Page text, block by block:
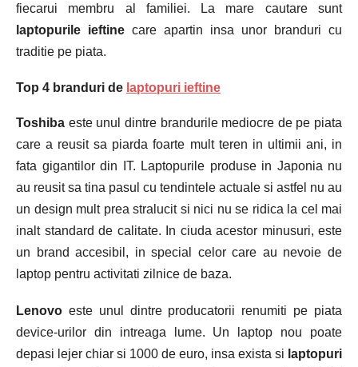
fiecarui membru al familiei. La mare cautare sunt
laptopurile ieftine care apartin insa unor branduri cu
traditie pe piata.
Top 4 branduri de laptopuri ieftine
Toshiba este unul dintre brandurile mediocre de pe piata
care a reusit sa piarda foarte mult teren in ultimii ani, in
fata gigantilor din IT. Laptopurile produse in Japonia nu
au reusit sa tina pasul cu tendintele actuale si astfel nu au
un design mult prea stralucit si nici nu se ridica la cel mai
inalt standard de calitate. In ciuda acestor minusuri, este
un brand accesibil, in special celor care au nevoie de
laptop pentru activitati zilnice de baza.
Lenovo este unul dintre producatorii renumiti pe piata
device-urilor din intreaga lume. Un laptop nou poate
depasi lejer chiar si 1000 de euro, insa exista si laptopuri